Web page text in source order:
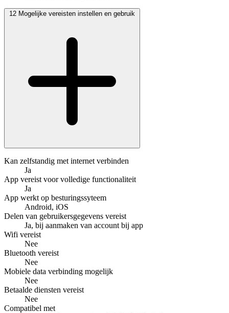
12 Mogelijke vereisten instellen en gebruik
Kan zelfstandig met internet verbinden
Ja
App vereist voor volledige functionaliteit
Ja
App werkt op besturingssyteem
Android, iOS
Delen van gebruikersgegevens vereist
Ja, bij aanmaken van account bij app
Wifi vereist
Nee
Bluetooth vereist
Nee
Mobiele data verbinding mogelijk
Nee
Betaalde diensten vereist
Nee
Compatibel met